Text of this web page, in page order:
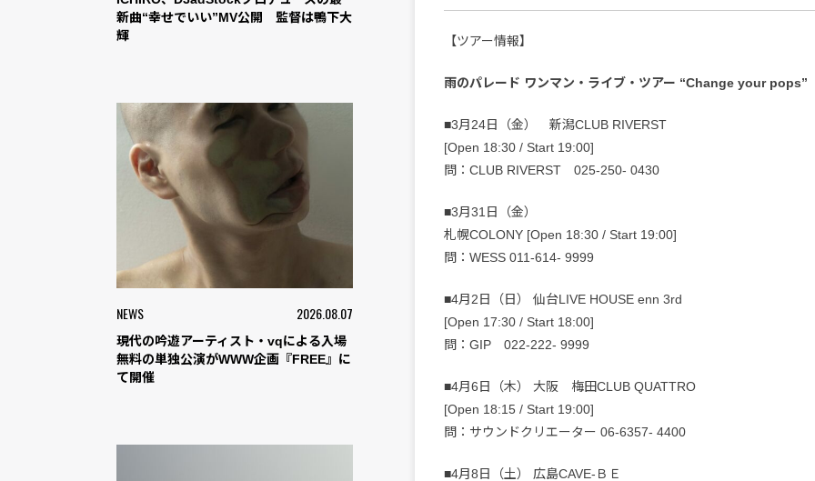
新曲“幸せでいい”MV公開 監督は鴨下大
輝
NEWS 2026.08.07
現代の吟遊アーティスト・vqによる入場
無料の単独公演がWWW企画『FREE』に
て開催
【ツアー情報】
雨のパレード ワンマン・ライブ・ツアー “Change your pops”
■3月24日（金） 新潟CLUB RIVERST
[Open 18:30 / Start 19:00]
問：CLUB RIVERST 025-250- 0430
■3月31日（金）
札幌COLONY [Open 18:30 / Start 19:00]
問：WESS 011-614- 9999
■4月2日（日） 仙台LIVE HOUSE enn 3rd
[Open 17:30 / Start 18:00]
問：GIP 022-222- 9999
■4月6日（木） 大阪 梅田CLUB QUATTRO
[Open 18:15 / Start 19:00]
問：サウンドクリエーター 06-6357- 4400
■4月8日（土） 広島CAVE-ＢＥ